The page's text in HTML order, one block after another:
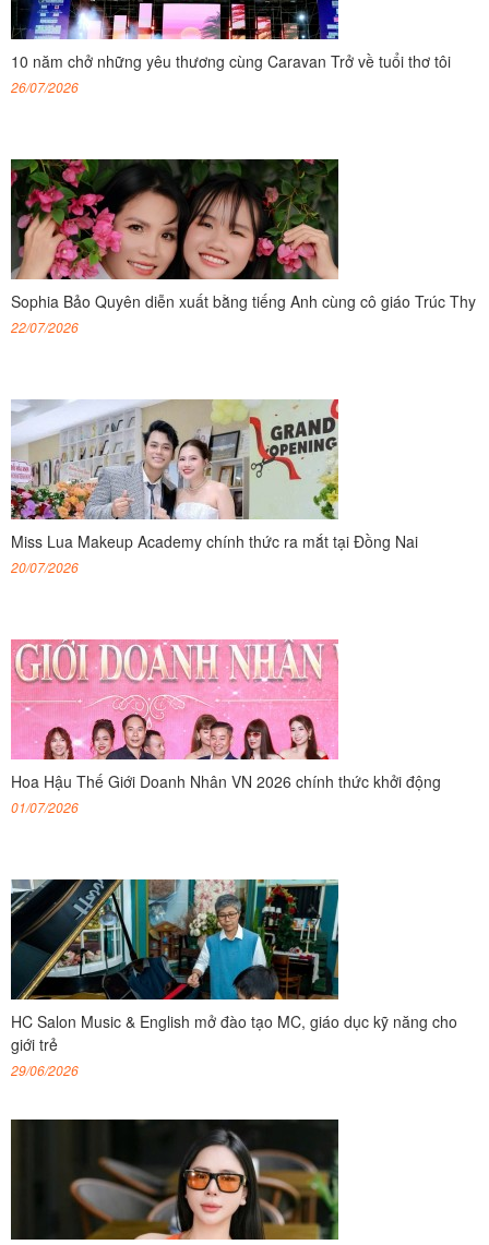
10 năm chở những yêu thương cùng Caravan Trở về tuổi thơ tôi
26/07/2026
Sophia Bảo Quyên diễn xuất bằng tiếng Anh cùng cô giáo Trúc Thy
22/07/2026
Miss Lua Makeup Academy chính thức ra mắt tại Đồng Nai
20/07/2026
Hoa Hậu Thế Giới Doanh Nhân VN 2026 chính thức khởi động
01/07/2026
HC Salon Music & English mở đào tạo MC, giáo dục kỹ năng cho
giới trẻ
29/06/2026